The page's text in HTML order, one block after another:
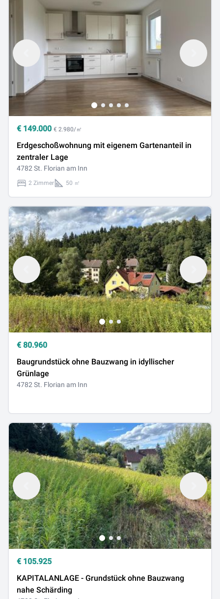
€ 149.000 € 2.980/㎡
Erdgeschoßwohnung mit eigenem Gartenanteil in
zentraler Lage
4782 St. Florian am Inn
2 Zimmer 50 ㎡
€ 80.960
Baugrundstück ohne Bauzwang in idyllischer
Grünlage
4782 St. Florian am Inn
€ 105.925
KAPITALANLAGE - Grundstück ohne Bauzwang
nahe Schärding